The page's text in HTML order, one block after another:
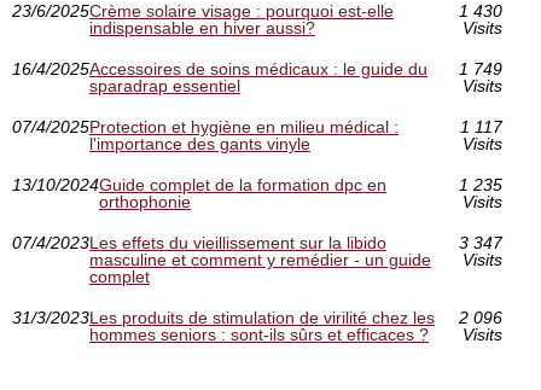
23/6/2025Crème solaire visage : pourquoi est-elle
indispensable en hiver aussi?
1 430
Visits
16/4/2025Accessoires de soins médicaux : le guide du
sparadrap essentiel
1 749
Visits
07/4/2025Protection et hygiène en milieu médical :
l'importance des gants vinyle
1 117
Visits
13/10/2024Guide complet de la formation dpc en
orthophonie
1 235
Visits
07/4/2023Les effets du vieillissement sur la libido
masculine et comment y remédier - un guide
complet
3 347
Visits
31/3/2023Les produits de stimulation de virilité chez les
hommes seniors : sont-ils sûrs et efficaces ?
2 096
Visits